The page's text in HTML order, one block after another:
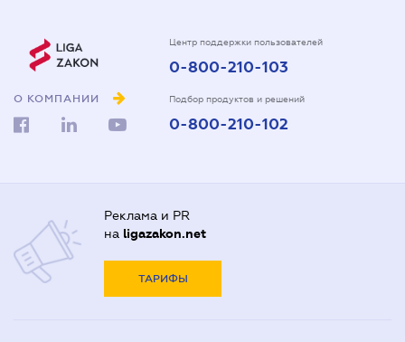
О КОМПАНИИ
Центр поддержки пользователей
0-800-210-103
Подбор продуктов и решений
0-800-210-102
Реклама и PR
на ligazakon.net
ТАРИФЫ